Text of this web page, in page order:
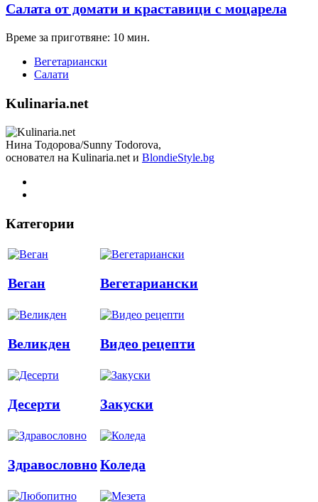
Салата от домати и краставици с моцарела
Време за приготвяне: 10 мин.
Вегетариански
Салати
Kulinaria.net
Нина Тодорова/Sunny Todorova,
основател на Kulinaria.net и BlondieStyle.bg
Категории
Веган Вегетариански
Великден Видео рецепти
Десерти Закуски
ЗдравословноКоледа